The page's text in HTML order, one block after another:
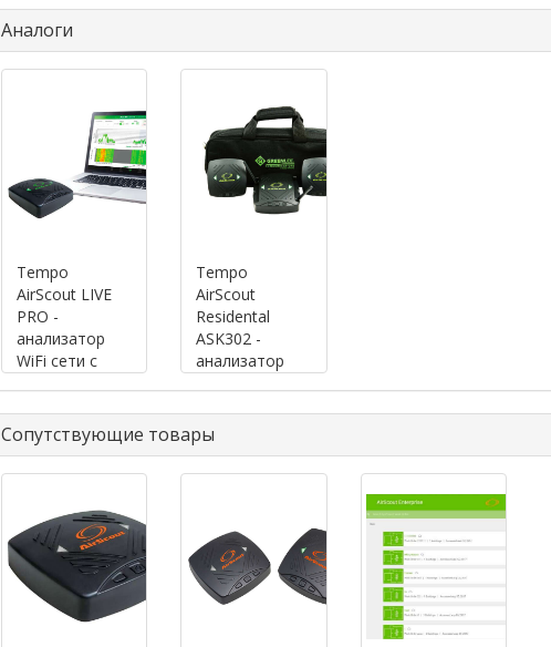
Аналоги
Tempo
AirScout LIVE
PRO -
анализатор
WiFi сети с
Tempo
AirScout
Residental
ASK302 -
анализатор
удаленными
опцией Live
Сопутствующие товары